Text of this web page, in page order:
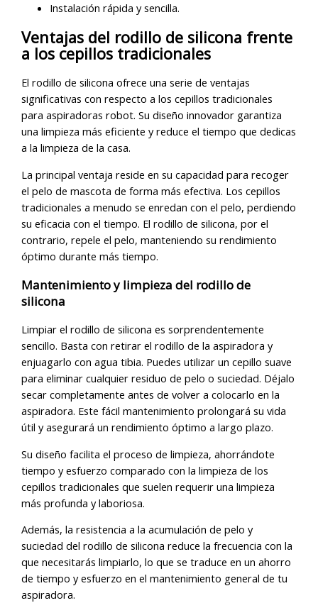
Instalación rápida y sencilla.
Ventajas del rodillo de silicona frente
a los cepillos tradicionales
El rodillo de silicona ofrece una serie de ventajas
significativas con respecto a los cepillos tradicionales
para aspiradoras robot. Su diseño innovador garantiza
una limpieza más eficiente y reduce el tiempo que dedicas
a la limpieza de la casa.
La principal ventaja reside en su capacidad para recoger
el pelo de mascota de forma más efectiva. Los cepillos
tradicionales a menudo se enredan con el pelo, perdiendo
su eficacia con el tiempo. El rodillo de silicona, por el
contrario, repele el pelo, manteniendo su rendimiento
óptimo durante más tiempo.
Mantenimiento y limpieza del rodillo de
silicona
Limpiar el rodillo de silicona es sorprendentemente
sencillo. Basta con retirar el rodillo de la aspiradora y
enjuagarlo con agua tibia. Puedes utilizar un cepillo suave
para eliminar cualquier residuo de pelo o suciedad. Déjalo
secar completamente antes de volver a colocarlo en la
aspiradora. Este fácil mantenimiento prolongará su vida
útil y asegurará un rendimiento óptimo a largo plazo.
Su diseño facilita el proceso de limpieza, ahorrándote
tiempo y esfuerzo comparado con la limpieza de los
cepillos tradicionales que suelen requerir una limpieza
más profunda y laboriosa.
Además, la resistencia a la acumulación de pelo y
suciedad del rodillo de silicona reduce la frecuencia con la
que necesitarás limpiarlo, lo que se traduce en un ahorro
de tiempo y esfuerzo en el mantenimiento general de tu
aspiradora.